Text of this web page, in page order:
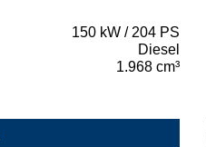
150 kW / 204 PS
Diesel
1.968 cm³